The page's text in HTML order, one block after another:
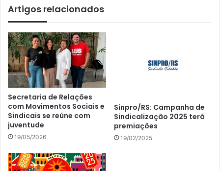
Artigos relacionados
Secretaria de Relações
com Movimentos Sociais e
Sindicais se reúne com
juventude
19/05/2026
Sinpro/RS: Campanha de
Sindicalização 2025 terá
premiações
19/02/2025